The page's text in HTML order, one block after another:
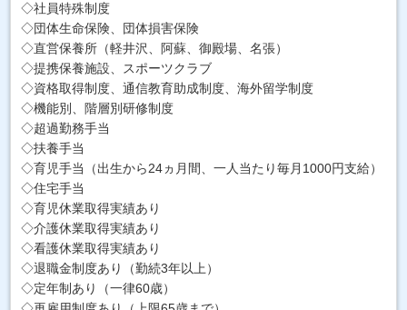
◇社員特殊制度
◇団体生命保険、団体損害保険
◇直営保養所（軽井沢、阿蘇、御殿場、名張）
◇提携保養施設、スポーツクラブ
◇資格取得制度、通信教育助成制度、海外留学制度
◇機能別、階層別研修制度
◇超過勤務手当
◇扶養手当
◇育児手当（出生から24ヵ月間、一人当たり毎月1000円支給）
◇住宅手当
◇育児休業取得実績あり
◇介護休業取得実績あり
◇看護休業取得実績あり
◇退職金制度あり（勤続3年以上）
◇定年制あり（一律60歳）